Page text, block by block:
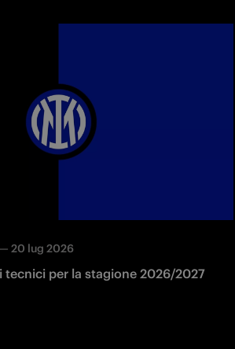
— 20 lug 2026
tecnici per la stagione 2026/2027